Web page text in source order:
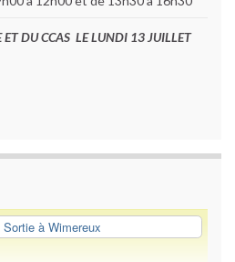
ET DU CCAS LE LUNDI 13 JUILLET
Sortie à Wimereux